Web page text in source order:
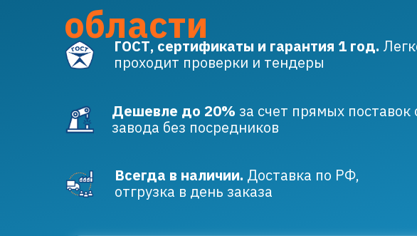
области
ГОСТ, сертификаты и гарантия 1 год.
проходит проверки и тендеры
Дешевле до 20% за счет прямых поставок
завода без посредников
Всегда в наличии. Доставка по РФ,
отгрузка в день заказа